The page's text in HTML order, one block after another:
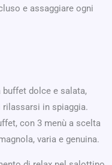
e assaggiare ogni
dolce e salata,
rilassarsi in spiaggia.
con 3 menù a scelta
varia e genuina.